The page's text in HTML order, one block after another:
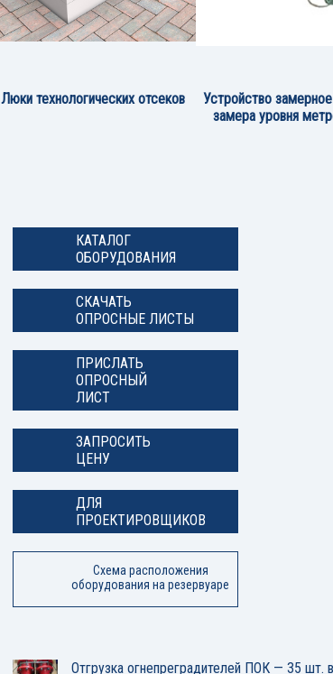
Люки технологических отсеков
Устройство
замера уровня
КАТАЛОГ
ОБОРУДОВАНИЯ
СКАЧАТЬ
ОПРОСНЫЕ ЛИСТЫ
ПРИСЛАТЬ
ОПРОСНЫЙ
ЛИСТ
ЗАПРОСИТЬ
ЦЕНУ
ДЛЯ
ПРОЕКТИРОВЩИКОВ
Схема расположения
оборудования на резервуаре
Отгрузка огнепреградителей ПОК — 35 шт.